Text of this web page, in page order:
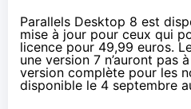
Parallels Desktop 8 est
mise à jour pour ceux qui
licence pour 49,99 euros.
une version 7 n’auront pas
version complète pour les
disponible le 4 septembre